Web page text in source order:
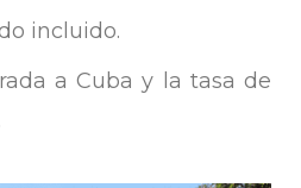
incluido.
a Cuba y la tasa de